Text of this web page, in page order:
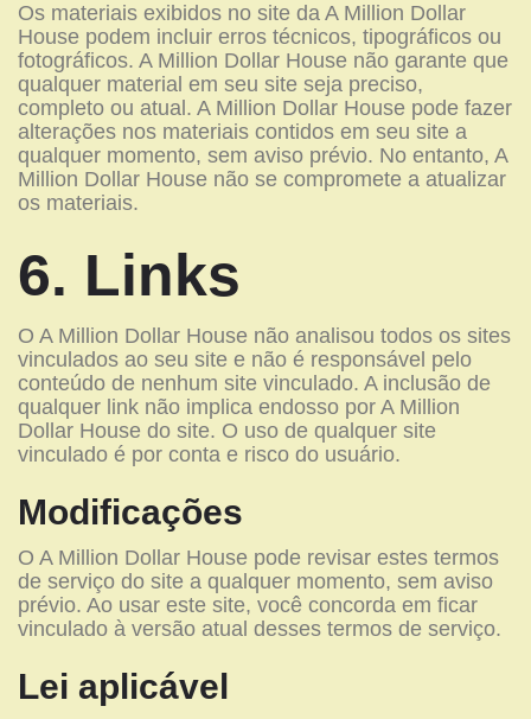
Os materiais exibidos no site da A Million Dollar
House podem incluir erros técnicos, tipográficos ou
fotográficos. A Million Dollar House não garante que
qualquer material em seu site seja preciso,
completo ou atual. A Million Dollar House pode fazer
alterações nos materiais contidos em seu site a
qualquer momento, sem aviso prévio. No entanto, A
Million Dollar House não se compromete a atualizar
os materiais.
6. Links
O A Million Dollar House não analisou todos os sites
vinculados ao seu site e não é responsável pelo
conteúdo de nenhum site vinculado. A inclusão de
qualquer link não implica endosso por A Million
Dollar House do site. O uso de qualquer site
vinculado é por conta e risco do usuário.
Modificações
O A Million Dollar House pode revisar estes termos
de serviço do site a qualquer momento, sem aviso
prévio. Ao usar este site, você concorda em ficar
vinculado à versão atual desses termos de serviço.
Lei aplicável